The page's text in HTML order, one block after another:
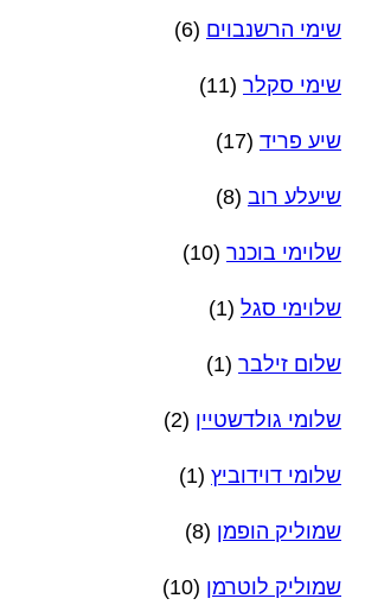
שימי הרשנבוים (6)
שימי סקלר (11)
שיע פריד (17)
שיעלע רוב (8)
שלוימי בוכנר (10)
שלוימי סגל (1)
שלום זילבר (1)
שלומי גולדשטיין (2)
שלומי דוידוביץ (1)
שמוליק הופמן (8)
שמוליק לוטרמן (10)